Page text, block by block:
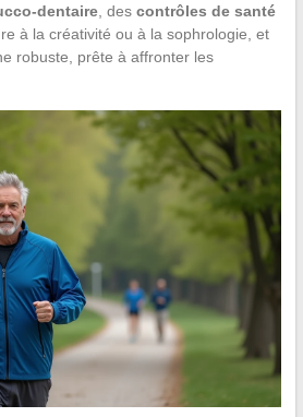
dentaire, des contrôles de santé
à la créativité ou à la sophrologie, et
robuste, prête à affronter les